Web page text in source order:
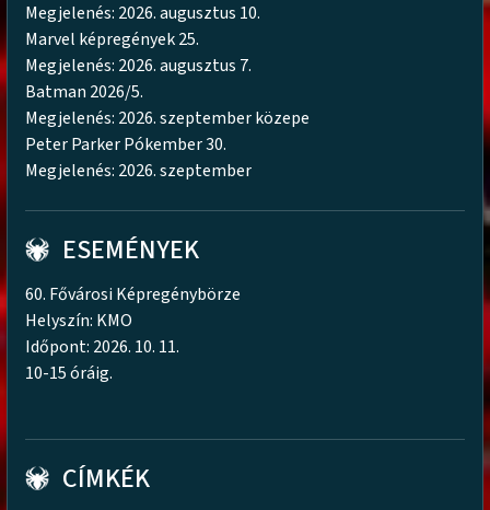
Megjelenés: 2026. augusztus 10.
Marvel képregények 25.
Megjelenés: 2026. augusztus 7.
Batman 2026/5.
Megjelenés: 2026. szeptember közepe
Peter Parker Pókember 30.
Megjelenés: 2026. szeptember
ESEMÉNYEK
60. Fővárosi Képregénybörze
Helyszín: KMO
Időpont: 2026. 10. 11.
10-15 óráig.
CÍMKÉK